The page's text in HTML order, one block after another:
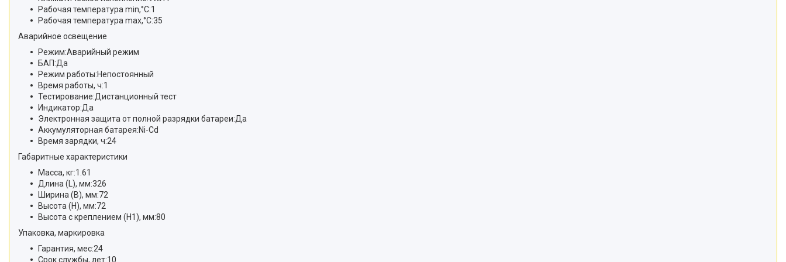
Рабочая температура min,°C:1
Рабочая температура max,°C:35
Аварийное освещение
Режим:Аварийный режим
БАП:Да
Режим работы:Непостоянный
Время работы, ч:1
Тестирование:Дистанционный тест
Индикатор:Да
Электронная защита от полной разрядки батареи:Да
Аккумуляторная батарея:Ni-Cd
Время зарядки, ч:24
Габаритные характеристики
Масса, кг:1.61
Длина (L), мм:326
Ширина (B), мм:72
Высота (H), мм:72
Высота с креплением (H1), мм:80
Упаковка, маркировка
Гарантия, мес:24
Срок службы, лет:10